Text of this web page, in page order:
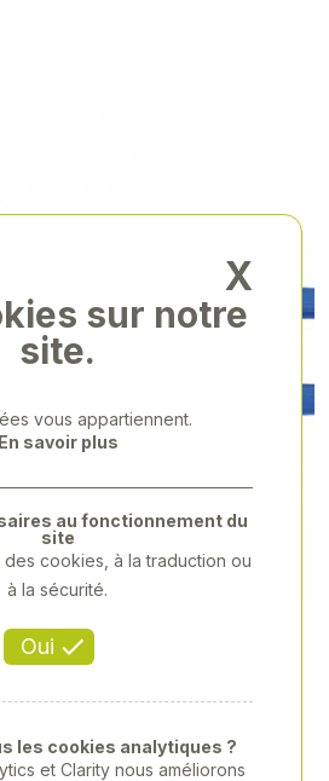
X
sur notre
site.
vous appartiennent.
En savoir plus
Oui
au fonctionnement du
site
des cookies, à la traduction ou
à la sécurité.
les cookies analytiques ?
et Clarity nous améliorons